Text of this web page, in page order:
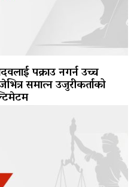
पक्राउ नगर्न उच्च
समात्न उजुरीकर्ताको